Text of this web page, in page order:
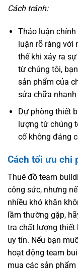
Cách tránh:
Thảo luận chính
luận rõ ràng với
thế khi xảy ra
từ chúng tôi,
sản phẩm của
sửa chữa nhanh
Dự phòng thiết
lượng từ chúng
cố không đáng
Cách tối ưu chi
Thuê đồ team
công sức, nhưng
nhiều khó khăn
lầm thường gặp,
tra chất lượng thiết
uy tín. Nếu bạn
hoạt động team
mua các sản